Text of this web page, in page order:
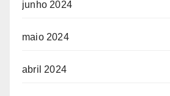
junho 2024
maio 2024
abril 2024